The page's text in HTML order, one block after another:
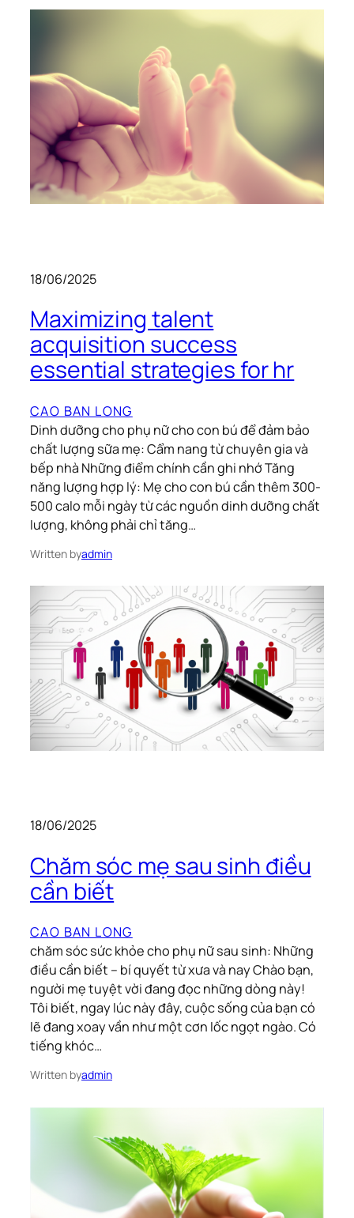
18/06/2025
Maximizing talent
acquisition success
essential strategies for hr
CAO BAN LONG
Dinh dưỡng cho phụ nữ cho con bú để đảm bảo
chất lượng sữa mẹ: Cẩm nang từ chuyên gia và
bếp nhà Những điểm chính cần ghi nhớ Tăng
năng lượng hợp lý: Mẹ cho con bú cần thêm 300-
500 calo mỗi ngày từ các nguồn dinh dưỡng chất
lượng, không phải chỉ tăng…
Written byadmin
18/06/2025
Chăm sóc mẹ sau sinh điều
cần biết
CAO BAN LONG
chăm sóc sức khỏe cho phụ nữ sau sinh: Những
điều cần biết – bí quyết từ xưa và nay Chào bạn,
người mẹ tuyệt vời đang đọc những dòng này!
Tôi biết, ngay lúc này đây, cuộc sống của bạn có
lẽ đang xoay vần như một cơn lốc ngọt ngào. Có
tiếng khóc…
Written byadmin